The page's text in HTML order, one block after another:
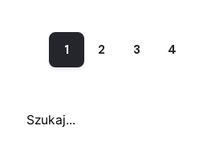
Szukaj
1 2 3 4